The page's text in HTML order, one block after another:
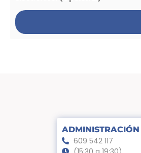
ADMINISTRACIÓN
609 542 117